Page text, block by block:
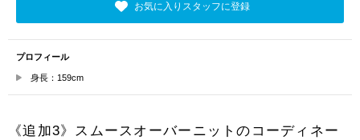
お気に入りスタッフに登録
プロフィール
身長：159cm
《追加3》スムースオーバーニットのコーディネー